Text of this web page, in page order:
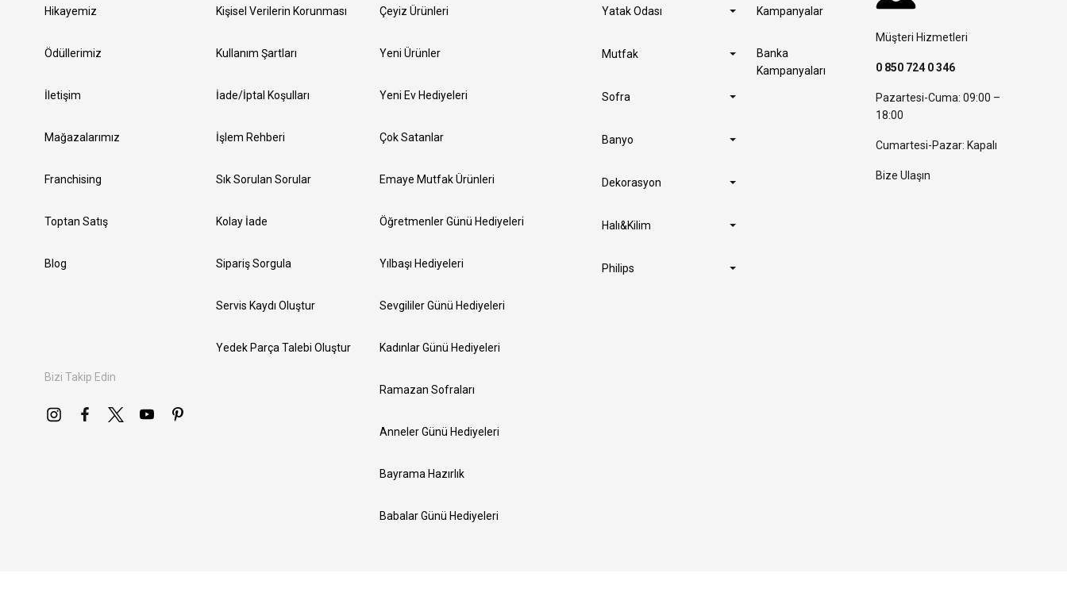
Hikayemiz
Ödüllerimiz
İletişim
Mağazalarımız
Franchising
Toptan Satış
Blog
Bizi Takip Edin
Kişisel Verilerin Korunması
Kullanım Şartları
İade/İptal Koşulları
İşlem Rehberi
Sık Sorulan Sorular
Kolay İade
Sipariş Sorgula
Servis Kaydı Oluştur
Yedek Parça Talebi Oluştur
Çeyiz Ürünleri
Yeni Ürünler
Yeni Ev Hediyeleri
Çok Satanlar
Emaye Mutfak Ürünleri
Öğretmenler Günü Hediyeleri
Yılbaşı Hediyeleri
Sevgililer Günü Hediyeleri
Kadınlar Günü Hediyeleri
Ramazan Sofraları
Anneler Günü Hediyeleri
Bayrama Hazırlık
Babalar Günü Hediyeleri
Yatak Odası
Mutfak
Sofra
Banyo
Dekorasyon
Halı&Kilim
Philips
Kampanyalar
Banka
Kampanyaları
Müşteri Hizmetleri
0 850 724 0 346
Pazartesi-Cuma: 09:00 –
18:00
Cumartesi-Pazar: Kapalı
Bize Ulaşın